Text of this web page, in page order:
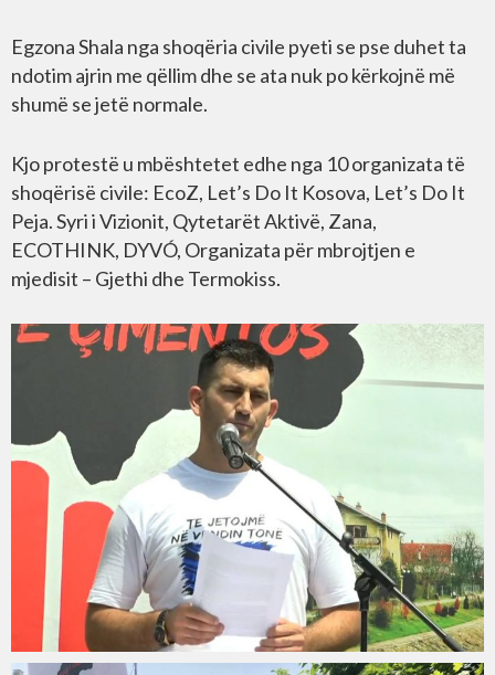
Egzona Shala nga shoqëria civile pyeti se pse duhet ta
ndotim ajrin me qëllim dhe se ata nuk po kërkojnë më
shumë se jetë normale.
Kjo protestë u mbështetet edhe nga 10 organizata të
shoqërisë civile: EcoZ, Let’s Do It Kosova, Let’s Do It
Peja. Syri i Vizionit, Qytetarët Aktivë, Zana,
ECOTHINK, DYVÓ, Organizata për mbrojtjen e
mjedisit – Gjethi dhe Termokiss.